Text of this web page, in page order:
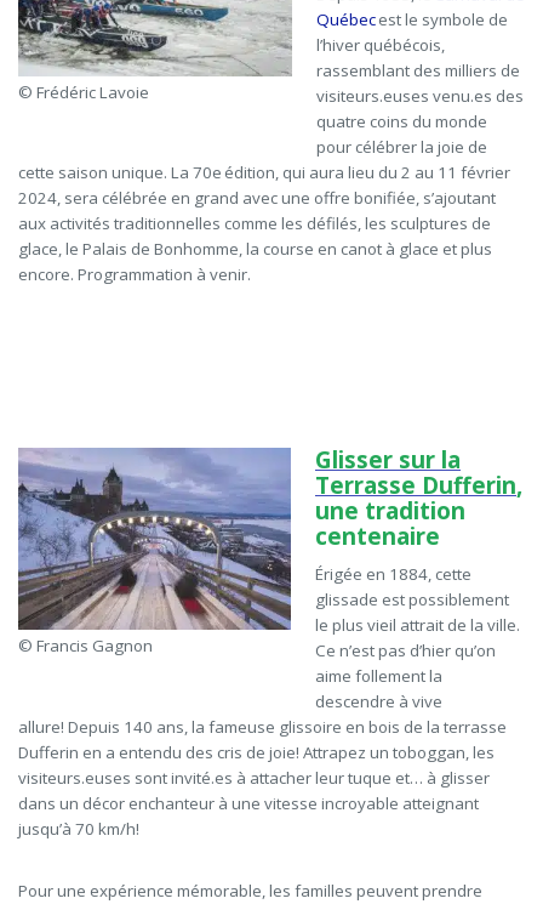
© Frédéric Lavoie
Québecest le symbole de
l’hiver québécois,
rassemblant des milliers de
visiteurs.euses venu.es des
quatre coins du monde
pour célébrer la joie de
cette saison unique. La 70e édition, qui aura lieu du 2 au 11 février
2024, sera célébrée en grand avec une offre bonifiée, s’ajoutant
aux activités traditionnelles comme les défilés, les sculptures de
glace, le Palais de Bonhomme, la course en canot à glace et plus
encore. Programmation à venir.
© Francis Gagnon
Glisser sur la
Terrasse Dufferin,
une tradition
centenaire
Érigée en 1884, cette
glissade est possiblement
le plus vieil attrait de la ville.
Ce n’est pas d’hier qu’on
aime follement la
descendre à vive
allure! Depuis 140 ans,la fameuse glissoire en bois de la terrasse
Dufferin en a entendu des cris de joie! Attrapez un toboggan, les
visiteurs.euses sont invité.es à attacher leur tuque et… à glisser
dans un décor enchanteur à une vitesse incroyable atteignant
jusqu’à 70 km/h!
Pour une expérience mémorable, les familles peuvent prendre